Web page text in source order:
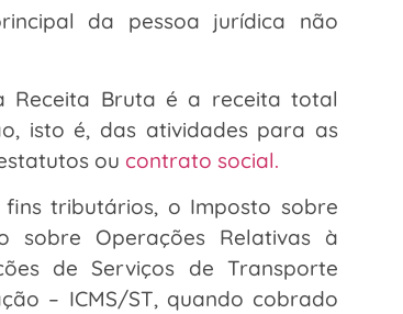
da pessoa jurídica não
Receita Bruta é a receita total
isto é, das atividades para as
ou contrato social.
tributários, o Imposto sobre
sobre Operações Relativas à
de Serviços de Transporte
– ICMS/ST, quando cobrado